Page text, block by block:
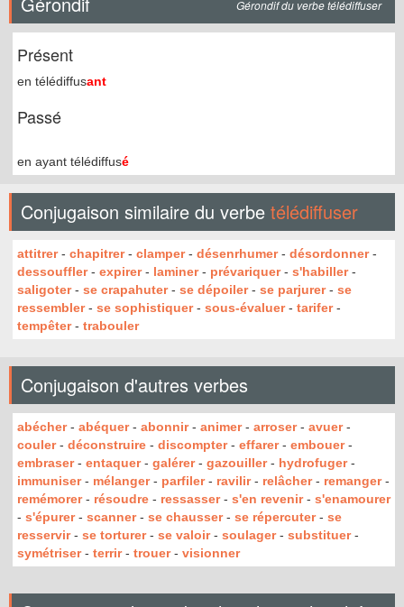
Gérondif du verbe télédiffuser
Présent
en télédiffusant
Passé
en ayant télédiffusé
Conjugaison similaire du verbe télédiffuser
attitrer- chapitrer- clamper- désenrhumer- désordonner-
dessouffler- expirer- laminer- prévariquer- s'habiller-
saligoter- se crapahuter- se dépoiler- se parjurer- se
ressembler- se sophistiquer- sous-évaluer- tarifer-
tempêter- trabouler
Conjugaison d'autres verbes
abécher- abéquer- abonnir- animer- arroser- avuer-
couler- déconstruire - discompter- effarer- embouer-
embraser- entaquer- galérer- gazouiller- hydrofuger-
immuniser- mélanger- parfiler- ravilir- relâcher- remanger-
remémorer- résoudre - ressasser- s'en revenir- s'enamourer
- s'épurer- scanner- se chausser- se répercuter- se
resservir- se torturer- se valoir- soulager- substituer-
symétriser- terrir- trouer- visionner